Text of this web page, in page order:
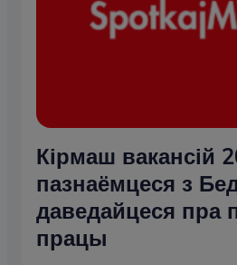
Кірмаш вакансій
пазнаёмцеся з
даведайцеся пра
працы